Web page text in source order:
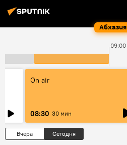
Абхазия
09:00
On air
08:30 30 мин
Вчера Сегодня